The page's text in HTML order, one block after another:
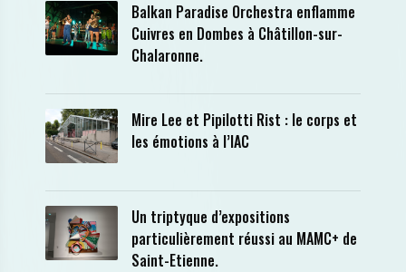
Balkan Paradise Orchestra enflamme
Cuivres en Dombes à Châtillon-sur-
Chalaronne.
Mire Lee et Pipilotti Rist : le corps et
les émotions à l’IAC
Un triptyque d’expositions
particulièrement réussi au MAMC+ de
Saint-Etienne.